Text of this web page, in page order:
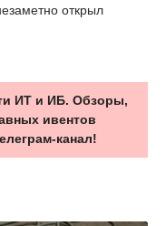
открыл
ИТ и ИБ. Обзоры,
ивентов
канал!